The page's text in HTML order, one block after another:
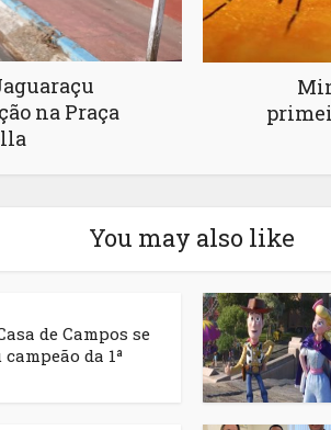
na Praça
You may also like
de Campos se
da 1ª